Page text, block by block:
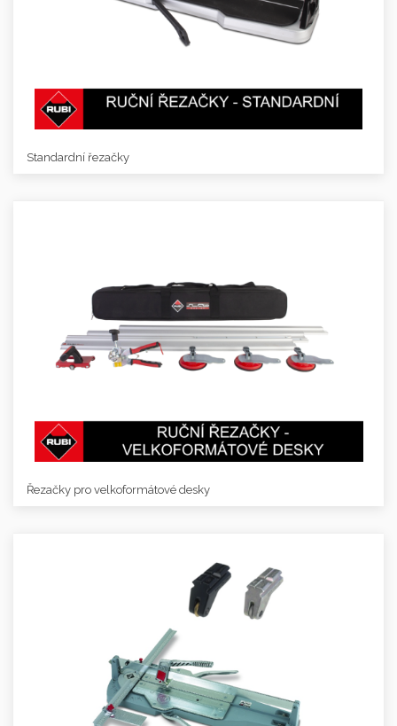
Standardní řezačky
Řezačky pro velkoformátové desky